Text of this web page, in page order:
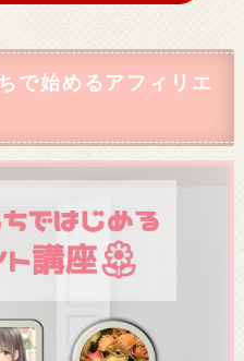
で始めるアフィリエ